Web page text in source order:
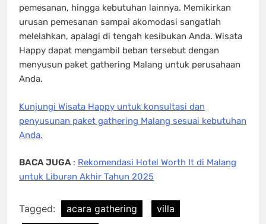
pemesanan, hingga kebutuhan lainnya. Memikirkan
urusan pemesanan sampai akomodasi sangatlah
melelahkan, apalagi di tengah kesibukan Anda. Wisata
Happy dapat mengambil beban tersebut dengan
menyusun paket gathering Malang untuk perusahaan
Anda.
Kunjungi Wisata Happy untuk konsultasi dan
penyusunan paket gathering Malang sesuai kebutuhan
Anda.
BACA JUGA : Rekomendasi Hotel Worth It di Malang
untuk Liburan Akhir Tahun 2025
Tagged: acara gathering
villa